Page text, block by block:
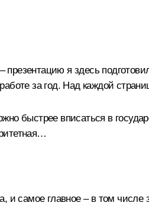
я здесь
за год. Над каждой
быстрее вписаться в
и самое главное – в том